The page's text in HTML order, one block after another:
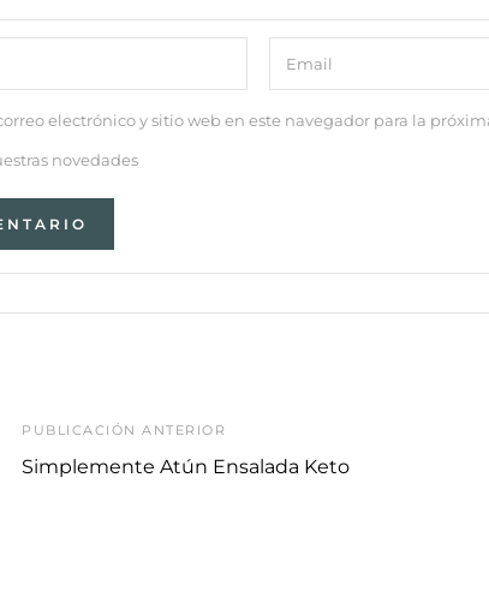
electrónico y sitio web en este navegador para la
novedades
PUBLICACIÓN ANTERIOR
Simplemente Atún Ensalada Keto